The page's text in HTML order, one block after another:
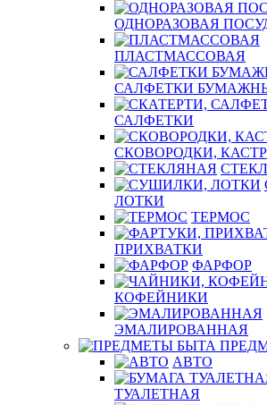
ОДНОРАЗОВАЯ
ПЛАСТМАССОВАЯ
САЛФЕТКИ
САЛФЕТКИ
СКОВОРОДКИ,
ЛОТКИ
ТЕРМОС
ПРИХВАТКИ
ФАРФОР
КОФЕЙНИКИ
ЭМАЛИРОВАННАЯ
АВТО
ТУАЛЕТНАЯ